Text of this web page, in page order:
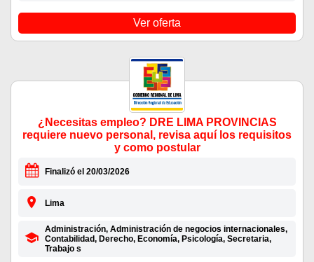
Ver oferta
¿Necesitas empleo? DRE LIMA PROVINCIAS
requiere nuevo personal, revisa aquí los requisitos
y como postular
Finalizó el 20/03/2026
Lima
Administración, Administración de negocios internacionales,
Contabilidad, Derecho, Economía, Psicología, Secretaria,
Trabajo s